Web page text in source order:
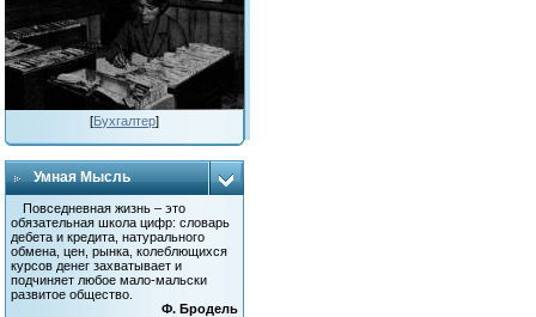
[Бухгалтер]
Умная Мысль
Повседневная жизнь – это
обязательная школа цифр: словарь
дебета и кредита, натурального
обмена, цен, рынка, колеблющихся
курсов денег захватывает и
подчиняет любое мало-мальски
развитое общество.
Ф. Бродель